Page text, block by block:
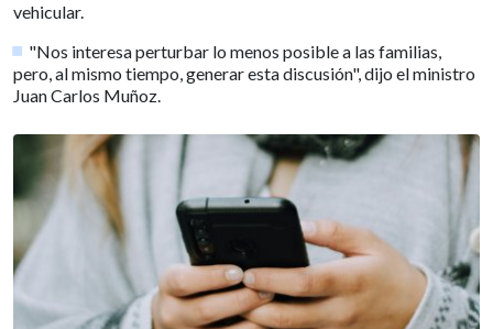
vehicular.
"Nos interesa perturbar lo menos posible a las familias,
pero, al mismo tiempo, generar esta discusión", dijo el ministro
Juan Carlos Muñoz.